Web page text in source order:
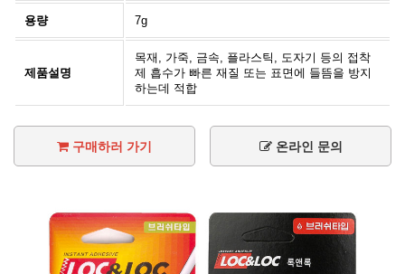
용량 7g
제품설명
목재, 가죽, 금속, 플라스틱, 도자기 등의 접착
제 흡수가 빠른 재질 또는 표면에 들뜸을 방지
하는데 적합
구매하러 가기 온라인 문의